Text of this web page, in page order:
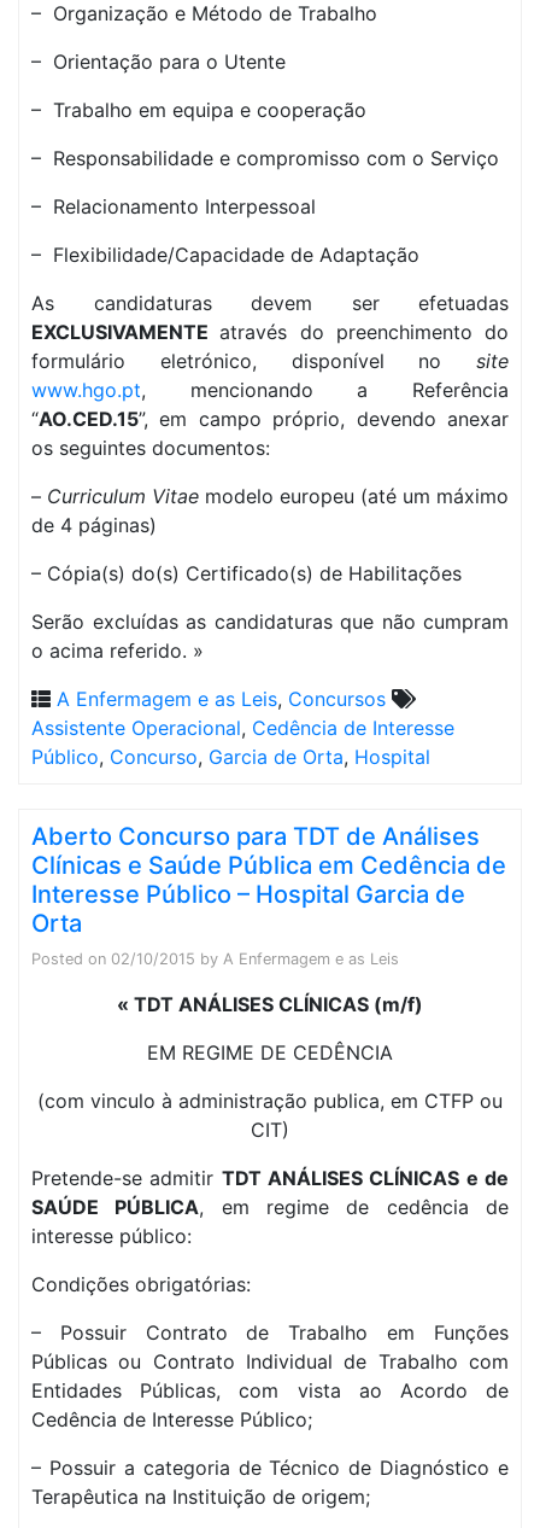
– Organização e Método de Trabalho
– Orientação para o Utente
– Trabalho em equipa e cooperação
– Responsabilidade e compromisso com o Serviço
– Relacionamento Interpessoal
– Flexibilidade/Capacidade de Adaptação
As candidaturas devem ser efetuadas
EXCLUSIVAMENTEatravés do preenchimento do
formulário eletrónico, disponível no site
www.hgo.pt, mencionando a Referência
“AO.CED.15”, em campo próprio, devendo anexar
os seguintes documentos:
– Curriculum Vitae modelo europeu (até um máximo
de 4 páginas)
– Cópia(s) do(s) Certificado(s) de Habilitações
Serão excluídas as candidaturas que não cumpram
o acima referido. »
A Enfermagem e as Leis, Concursos
Assistente Operacional, Cedência de Interesse
Público, Concurso, Garcia de Orta, Hospital
Aberto Concurso para TDT de Análises
Clínicas e Saúde Pública em Cedência de
Interesse Público – Hospital Garcia de
Orta
Posted on 02/10/2015 by A Enfermagem e as Leis
« TDT ANÁLISES CLÍNICAS (m/f)
EM REGIME DE CEDÊNCIA
(com vinculo à administração publica, em CTFP ou
CIT)
Pretende-se admitir TDT ANÁLISES CLÍNICAS e de
SAÚDE PÚBLICA, em regime de cedência de
interesse público:
Condições obrigatórias:
– Possuir Contrato de Trabalho em Funções
Públicas ou Contrato Individual de Trabalho com
Entidades Públicas, com vista ao Acordo de
Cedência de Interesse Público;
– Possuir a categoria de Técnico de Diagnóstico e
Terapêutica na Instituição de origem;